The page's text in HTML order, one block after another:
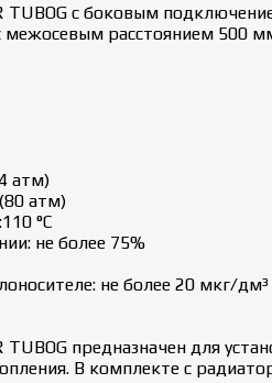
TUBOG с боковым
расстоянием 500
атм)
атм)
°C
не более 75%
не более 20 мкг/дм³
предназначен для
В комплекте с